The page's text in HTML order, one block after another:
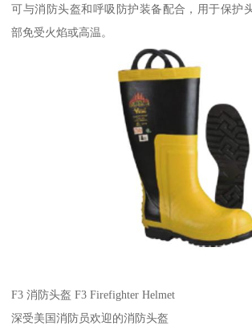
可与消防头盔和呼吸防护装备配合，用于保护
部免受火焰或高温。
F3 消防头盔 F3 Firefighter Helmet
深受美国消防员欢迎的消防头盔